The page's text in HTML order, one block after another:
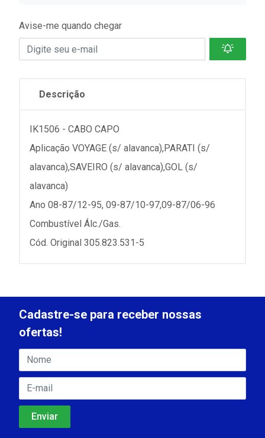
Avise-me quando chegar
Descrição
IK1506 - CABO CAPO
Aplicação VOYAGE (s/ alavanca),PARATI (s/
alavanca),SAVEIRO (s/ alavanca),GOL (s/
alavanca)
Ano 08-87/12-95, 09-87/10-97,09-87/06-96
Combustível Álc./Gas.
Cód. Original 305.823.531-5
Cadastre-se para receber nossas
ofertas!